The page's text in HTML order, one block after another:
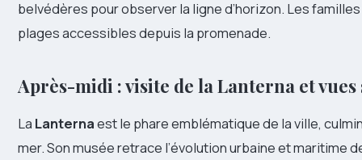
belvédères pour observer la ligne d’horizon. Les
plages accessibles depuis la promenade.
Après-midi : visite de la Lanterna et vues
La Lanternaest le phare emblématique de la ville,
mer. Son musée retrace l’évolution urbaine et maritime